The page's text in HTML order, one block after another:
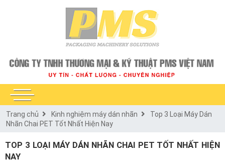
Trang chủ Kinh nghiệm máy dán nhãn
Top 3 Loại Máy Dán
Nhãn Chai PET Tốt Nhất Hiện Nay
TOP 3 LOẠI MÁY DÁN NHÃN CHAI PET TỐT NHẤT HIỆN
NAY